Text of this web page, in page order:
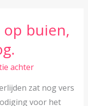
buien,
achter
zat nog vers
voor het